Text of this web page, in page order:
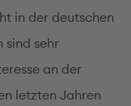
in der deutschen
sind sehr
an der
letzten Jahren